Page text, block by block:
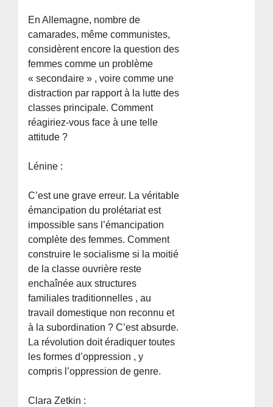
En Allemagne, nombre de
camarades, même communistes,
considèrent encore la question des
femmes comme un problème
« secondaire » , voire comme une
distraction par rapport à la lutte des
classes principale. Comment
réagiriez-vous face à une telle
attitude ?
Lénine :
C’est une grave erreur. La véritable
émancipation du prolétariat est
impossible sans l’émancipation
complète des femmes. Comment
construire le socialisme si la moitié
de la classe ouvrière reste
enchaînée aux structures
familiales traditionnelles , au
travail domestique non reconnu et
à la subordination ? C’est absurde.
La révolution doit éradiquer toutes
les formes d’oppression , y
compris l’oppression de genre.
Clara Zetkin :